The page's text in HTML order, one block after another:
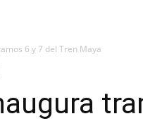
6 y 7 del Tren Maya